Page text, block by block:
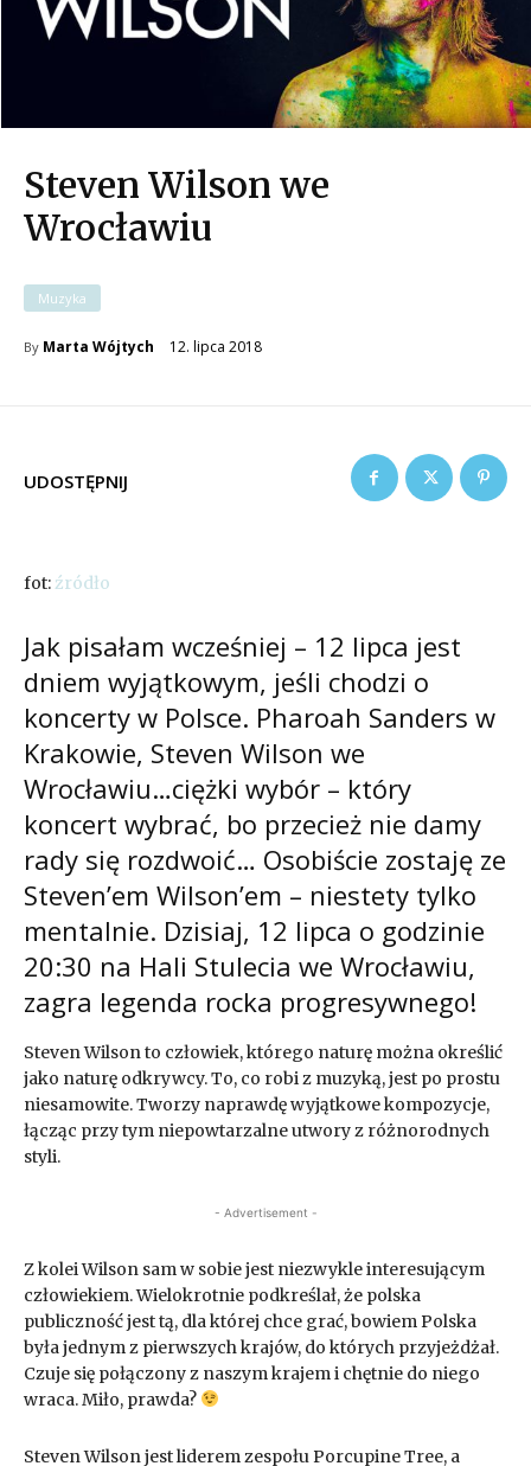
Steven Wilson we
Wrocławiu
Muzyka
By Marta Wójtych 12. lipca 2018
UDOSTĘPNIJ
fot:źródło
Jak pisałam wcześniej – 12 lipca jest
dniem wyjątkowym, jeśli chodzi o
koncerty w Polsce. Pharoah Sanders w
Krakowie, Steven Wilson we
Wrocławiu…ciężki wybór – który
koncert wybrać, bo przecież nie damy
rady się rozdwoić… Osobiście zostaję ze
Steven’em Wilson’em – niestety tylko
mentalnie. Dzisiaj, 12 lipca o godzinie
20:30 na Hali Stulecia we Wrocławiu,
zagra legenda rocka progresywnego!
Steven Wilson to człowiek, którego naturę można określić
jako naturę odkrywcy. To, co robi z muzyką, jest po prostu
niesamowite. Tworzy naprawdę wyjątkowe kompozycje,
łącząc przy tym niepowtarzalne utwory z różnorodnych
styli.
- Advertisement -
Z kolei Wilson sam w sobie jest niezwykle interesującym
człowiekiem. Wielokrotnie podkreślał, że polska
publiczność jest tą, dla której chce grać, bowiem Polska
była jednym z pierwszych krajów, do których przyjeżdżał.
Czuje się połączony z naszym krajem i chętnie do niego
wraca. Miło, prawda?
Steven Wilson jest liderem zespołu Porcupine Tree, a